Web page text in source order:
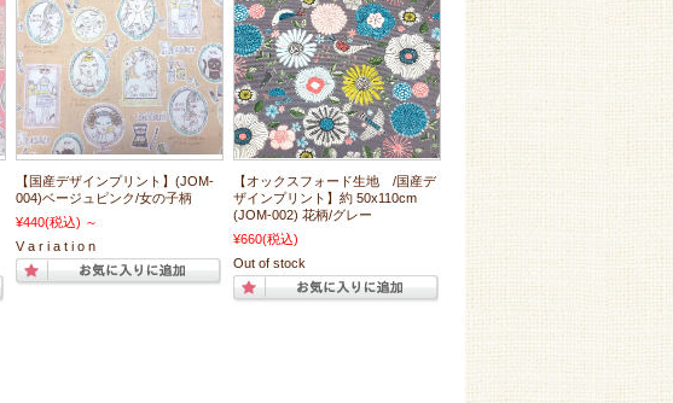
【国産デザインプリント】(JOM-
004)ベージュピンク/女の子柄
¥440(税込) ～
V a r i a t i o n
【オックスフォード生地 /国産デ
ザインプリント】約 50x110cm
(JOM-002) 花柄/グレー
¥660(税込)
Out of stock